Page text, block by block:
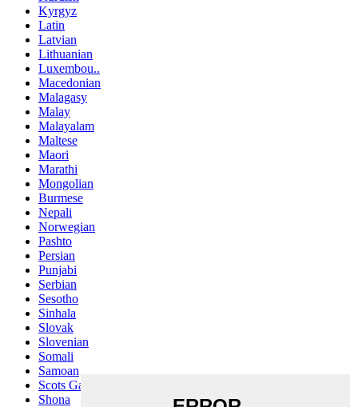
Kyrgyz
Latin
Latvian
Lithuanian
Luxembou..
Macedonian
Malagasy
Malay
Malayalam
Maltese
Maori
Marathi
Mongolian
Burmese
Nepali
Norwegian
Pashto
Persian
Punjabi
Serbian
Sesotho
Sinhala
Slovak
Slovenian
Somali
Samoan
Scots Gaelic
Shona